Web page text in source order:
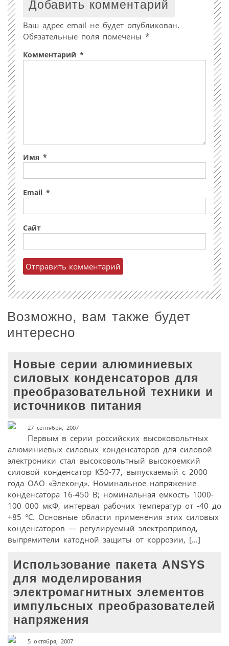
Добавить комментарий
Ваш адрес email не будет опубликован.
Обязательные поля помечены *
Комментарий *
Имя *
Email *
Сайт
Возможно, вам также будет
интересно
Новые серии алюминиевых
силовых конденсаторов для
преобразовательной техники и
источников питания
27 сентября, 2007
Первым в серии российских высоковольтных
алюминиевых силовых конденсаторов для силовой
электроники стал высоковольтный высокоемкий
силовой конденсатор К50-77, выпускаемый с 2000
года ОАО «Элеконд». Номинальное напряжение
конденсатора 16-450 В; номинальная емкость 1000-
100 000 мкФ, интервал рабочих температур от -40 до
+85 °С. Основные области применения этих силовых
конденсаторов — регулируемый электропривод,
выпрямители катодной защиты от коррозии, […]
Использование пакета ANSYS
для моделирования
электромагнитных элементов
импульсных преобразователей
напряжения
5 октября, 2007